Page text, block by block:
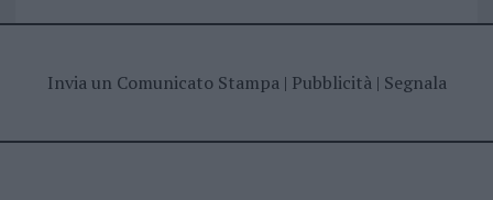
Invia un Comunicato Stampa| Pubblicità| Segnala